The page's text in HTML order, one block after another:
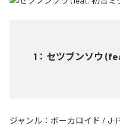
1 ： セツブンソウ
ジャンル： ボーカロイド / J-